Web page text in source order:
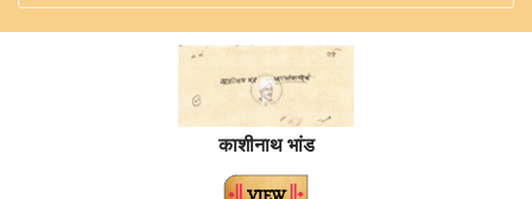
काशीनाथ भांड